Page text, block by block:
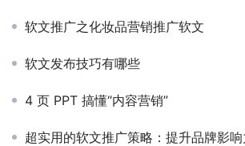
软文推广之化妆品营销推广软文
软文发布技巧有哪些
4 页 PPT 搞懂“内容营销”
超实用的软文推广策略：提升品牌影